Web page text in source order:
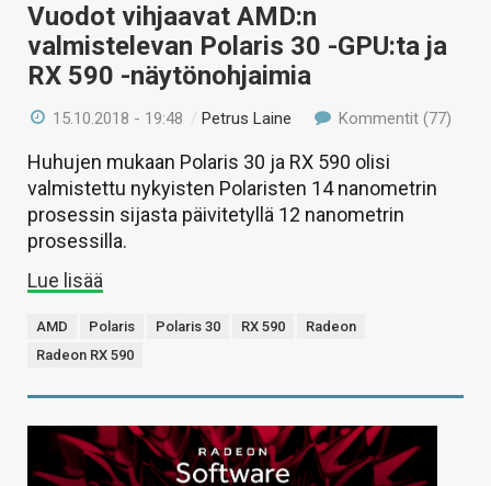
HAKU
Vuodot vihjaavat AMD:n
valmistelevan Polaris 30 -GPU:ta ja
RX 590 -näytönohjaimia
15.10.2018 - 19:48 /Petrus Laine Kommentit (77)
Huhujen mukaan Polaris 30 ja RX 590 olisi
valmistettu nykyisten Polaristen 14 nanometrin
prosessin sijasta päivitetyllä 12 nanometrin
prosessilla.
Lue lisää
AMD Polaris Polaris 30 RX 590
Radeon
Radeon RX 590